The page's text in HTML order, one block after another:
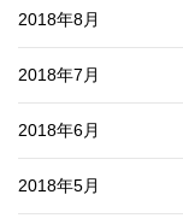
2018年8月
2018年7月
2018年6月
2018年5月